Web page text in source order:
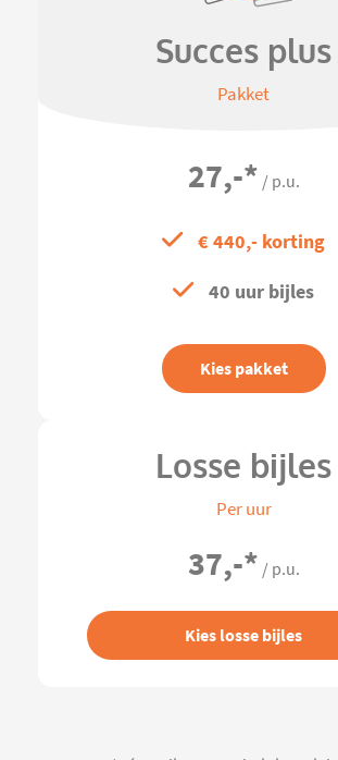
Succes plus
Pakket
27,-* / p.u.
€ 440,- korting
40 uur bijles
Kies pakket
Losse bijles
Per uur
37,-* / p.u.
Kies losse bijles